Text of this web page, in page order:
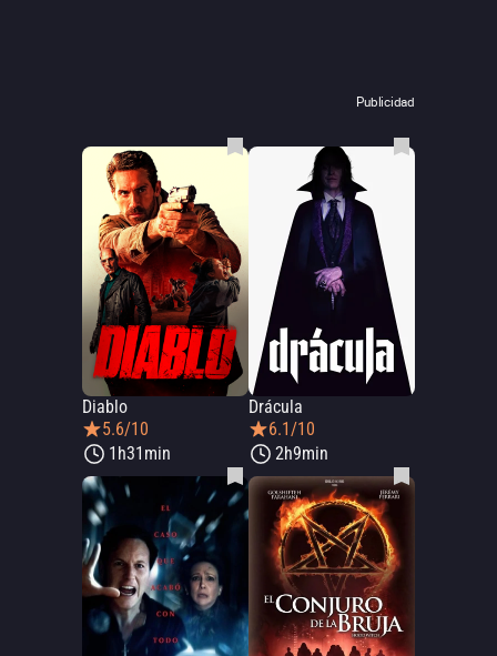
Publicidad
Diablo
5.6/10
1h31min
Drácula
6.1/10
2h9min